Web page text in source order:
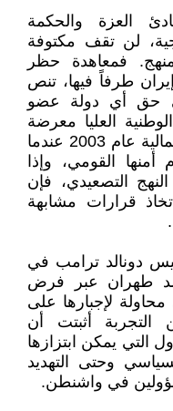
العزة والحكمة
لن تقف مكتوفة
فمعاهدة حظر
إيران طرفاً فيها، تنص
حق أي دولة عضو
العليا معرضة
للخطر. هذا ما قامت به كوريا الشمالية عام 2003 عندما
القومي، وإذا
التصعيدي، فإن
قرارات مشابهة
دونالد ترامب في
ضد طهران عبر فرض
لإجبارها على
التجربة أثبتت أن
التي يمكن ابتزازها
وحتى التهديد
في واشنطن.